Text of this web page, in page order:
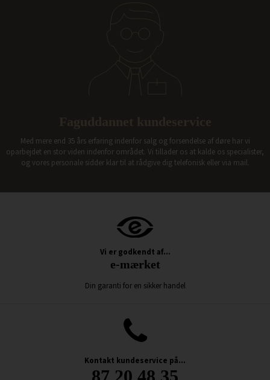
Med mere end 35 års erfaring indenfor salg og forsendelse af døre har vi
oparbejdet en stor viden indenfor området. Vi tillader os at kalde os specialister,
og vores personale sidder klar til at rådgive dig telefonisk eller via mail.
Vi er godkendt af...
e-mærket
Din garanti for en sikker handel
Kontakt kundeservice på...